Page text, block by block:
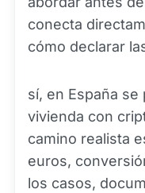
conecta
cómo declarar
sí, en España
vivienda con
camino realista
euros,
los casos,